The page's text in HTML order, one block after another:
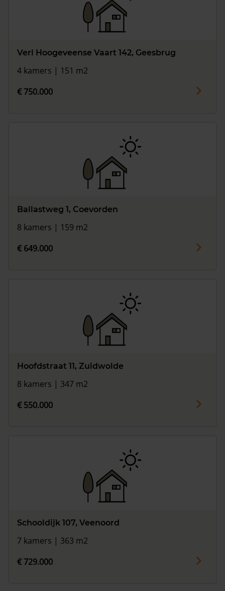
Verl Hoogeveense Vaart 142, Geesbrug
4 kamers | 151 m2
€ 750.000
Ballastweg 1, Coevorden
8 kamers | 159 m2
€ 649.000
Hoofdstraat 11, Zuidwolde
8 kamers | 347 m2
€ 550.000
Schooldijk 107, Veenoord
7 kamers | 363 m2
€ 729.000